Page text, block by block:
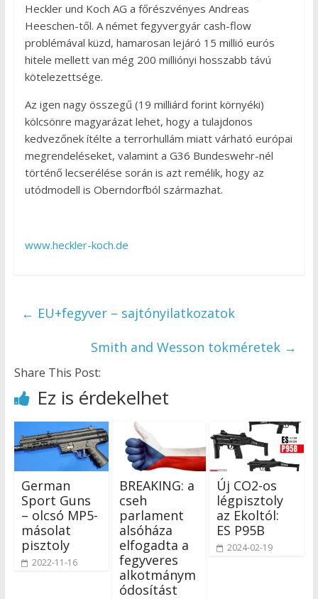
Heckler und Koch AG a főrészvényes Andreas
Heeschen-től. A német fegyvergyár cash-flow
problémával küzd, hamarosan lejáró 15 millió eurós
hitele mellett van még 200 milliónyi hosszabb távú
kötelezettsége.
Az igen nagy összegű (19 milliárd forint környéki)
kölcsönre magyarázat lehet, hogy a tulajdonos
kedvezőnek ítélte a terrorhullám miatt várható európai
megrendeléseket, valamint a G36 Bundeswehr-nél
történő lecserélése során is azt remélik, hogy az
utódmodell is Oberndorfból származhat.
www.heckler-koch.de
← EU+fegyver – sajtónyilatkozatok
Smith and Wesson tokméretek →
Share This Post:
Ez is érdekelhet
German
Sport Guns
– olcsó MP5-
másolat
pisztoly
2022-11-16
BREAKING: a
cseh
parlament
alsóháza
elfogadta a
fegyveres
alkotmánym
ódosítást
Új CO2-os
légpisztoly
az Ekoltól:
ES P95B
2024-02-19